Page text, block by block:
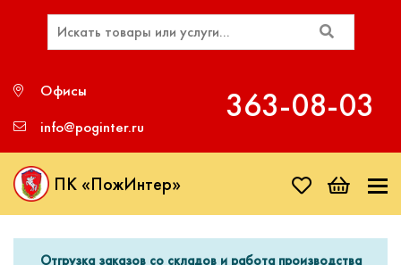
Офисы
info@poginter.ru
363‑08‑03
ПК «ПожИнтер»
Отгрузка заказов со складов и работа производства